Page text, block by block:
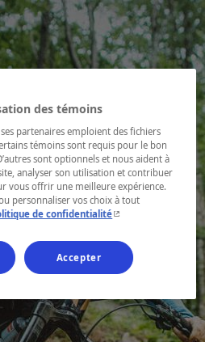
des témoins
partenaires emploient des fichiers
témoins sont requis pour le bon
sont optionnels et nous aident à
analyser son utilisation et contribuer
vous offrir une meilleure expérience.
personnaliser vos choix à tout
de confidentialité- Cet hyperlien
Accepter